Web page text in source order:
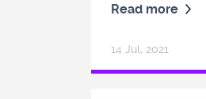
Read more
14 Jul, 2021